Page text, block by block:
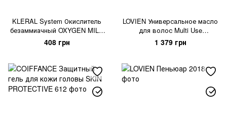
KLERAL System Окислитель
безаммиачный OXYGEN MILK
COLOR
408 грн
LOVIEN Универсальное масло
для волос Multi Use
Professional Oil
1 379 грн